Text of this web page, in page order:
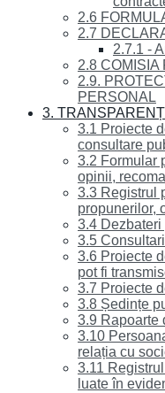
2.6
2.7
2.7.1 -
2.8 COMISIA
2.9.
PERSONAL
3.
3.1 Proiecte
consultare
3.2 Formular
opinii,
3.3 Registrul
propunerilor,
3.4
3.5
3.6 Proiecte
pot fi
3.7 Proiecte
3.8 Ședințe
3.9 Rapoarte
3.10
relația cu
3.11
luate în